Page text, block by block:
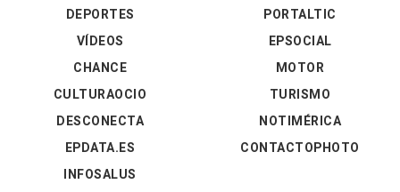
DEPORTES
VÍDEOS
PORTALTIC
EPSOCIAL
CHANCE
CULTURAOCIO
DESCONECTA
EPDATA.ES
INFOSALUS
MOTOR
TURISMO
NOTIMÉRICA
CONTACTOPHOTO